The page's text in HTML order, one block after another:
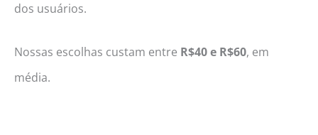
dos usuários.
Nossas escolhas custam entre R$40 e R$60, em
média.